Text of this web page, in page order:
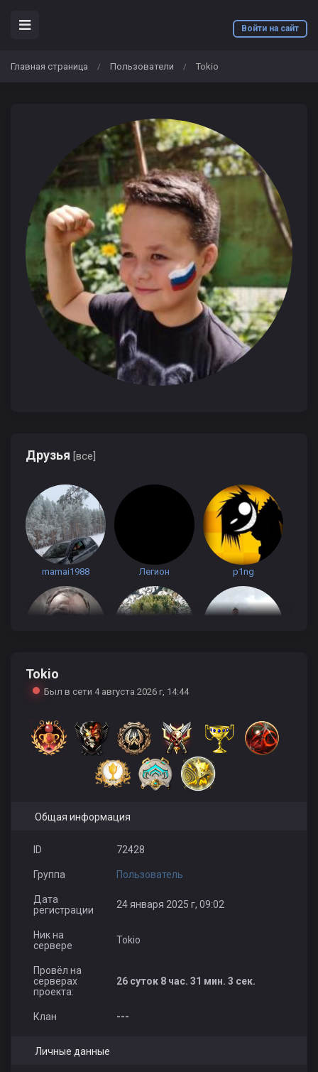
Войти на сайт
Главная страница / Пользователи / Tokio
Друзья [все]
mamai1988 Легион p1ng
Laz ziya
Tokio
Был в сети 4 августа 2026 г, 14:44
Общая информация
ID 72428
Группа Пользователь
Дата
регистрации
24 января 2025 г, 09:02
Ник на
сервере
Tokio
Провёл на
серверах
проекта:
26 суток 8 час. 31 мин. 3 сек.
Клан ---
Личные данные